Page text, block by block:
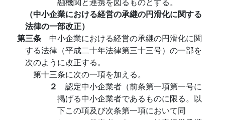
（中小企業における経営の承継の円滑化に関する
法律の一部改正）
第三条 中小企業における経営の承継の円滑化に関
する法律（平成二十年法律第三十三号）の一部を
次のように改正する。
第十三条に次の一項を加える。
２ 認定中小企業者（前条第一項第一号に
掲げる中小企業者であるものに限る。以
下この項及び次条第一項において同